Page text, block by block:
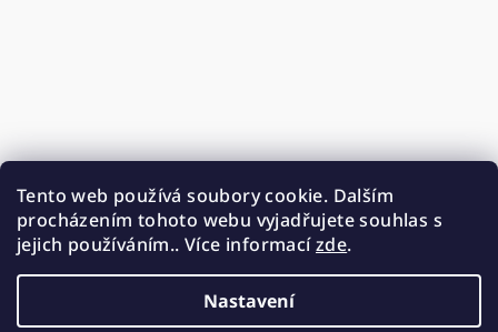
Tento web používá soubory cookie. Dalším
procházením tohoto webu vyjadřujete souhlas s
jejich používáním.. Více informacízde.
Nastavení